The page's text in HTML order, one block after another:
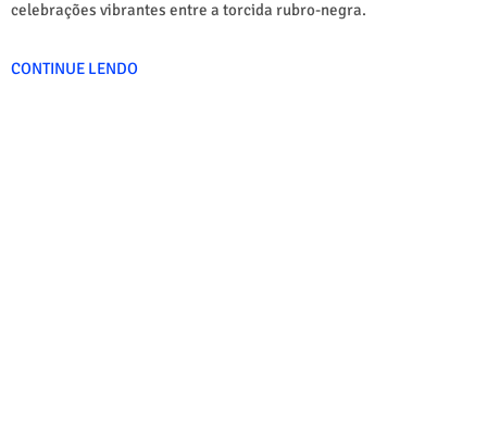
celebrações vibrantes entre a torcida rubro-negra.
CONTINUE LENDO